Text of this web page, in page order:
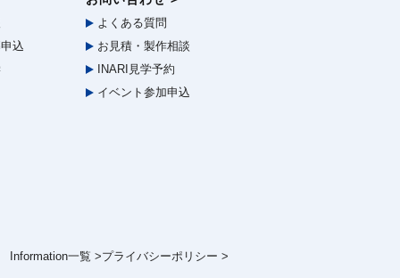
込
よくある質問
お見積・製作相談
INARI見学予約
イベント参加申込
Information一覧 >プライバシーポリシー >